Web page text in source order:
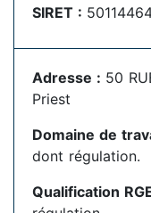
SIRET :
Adresse : 50
Priest
Domaine de
dont régulation.
Qualification